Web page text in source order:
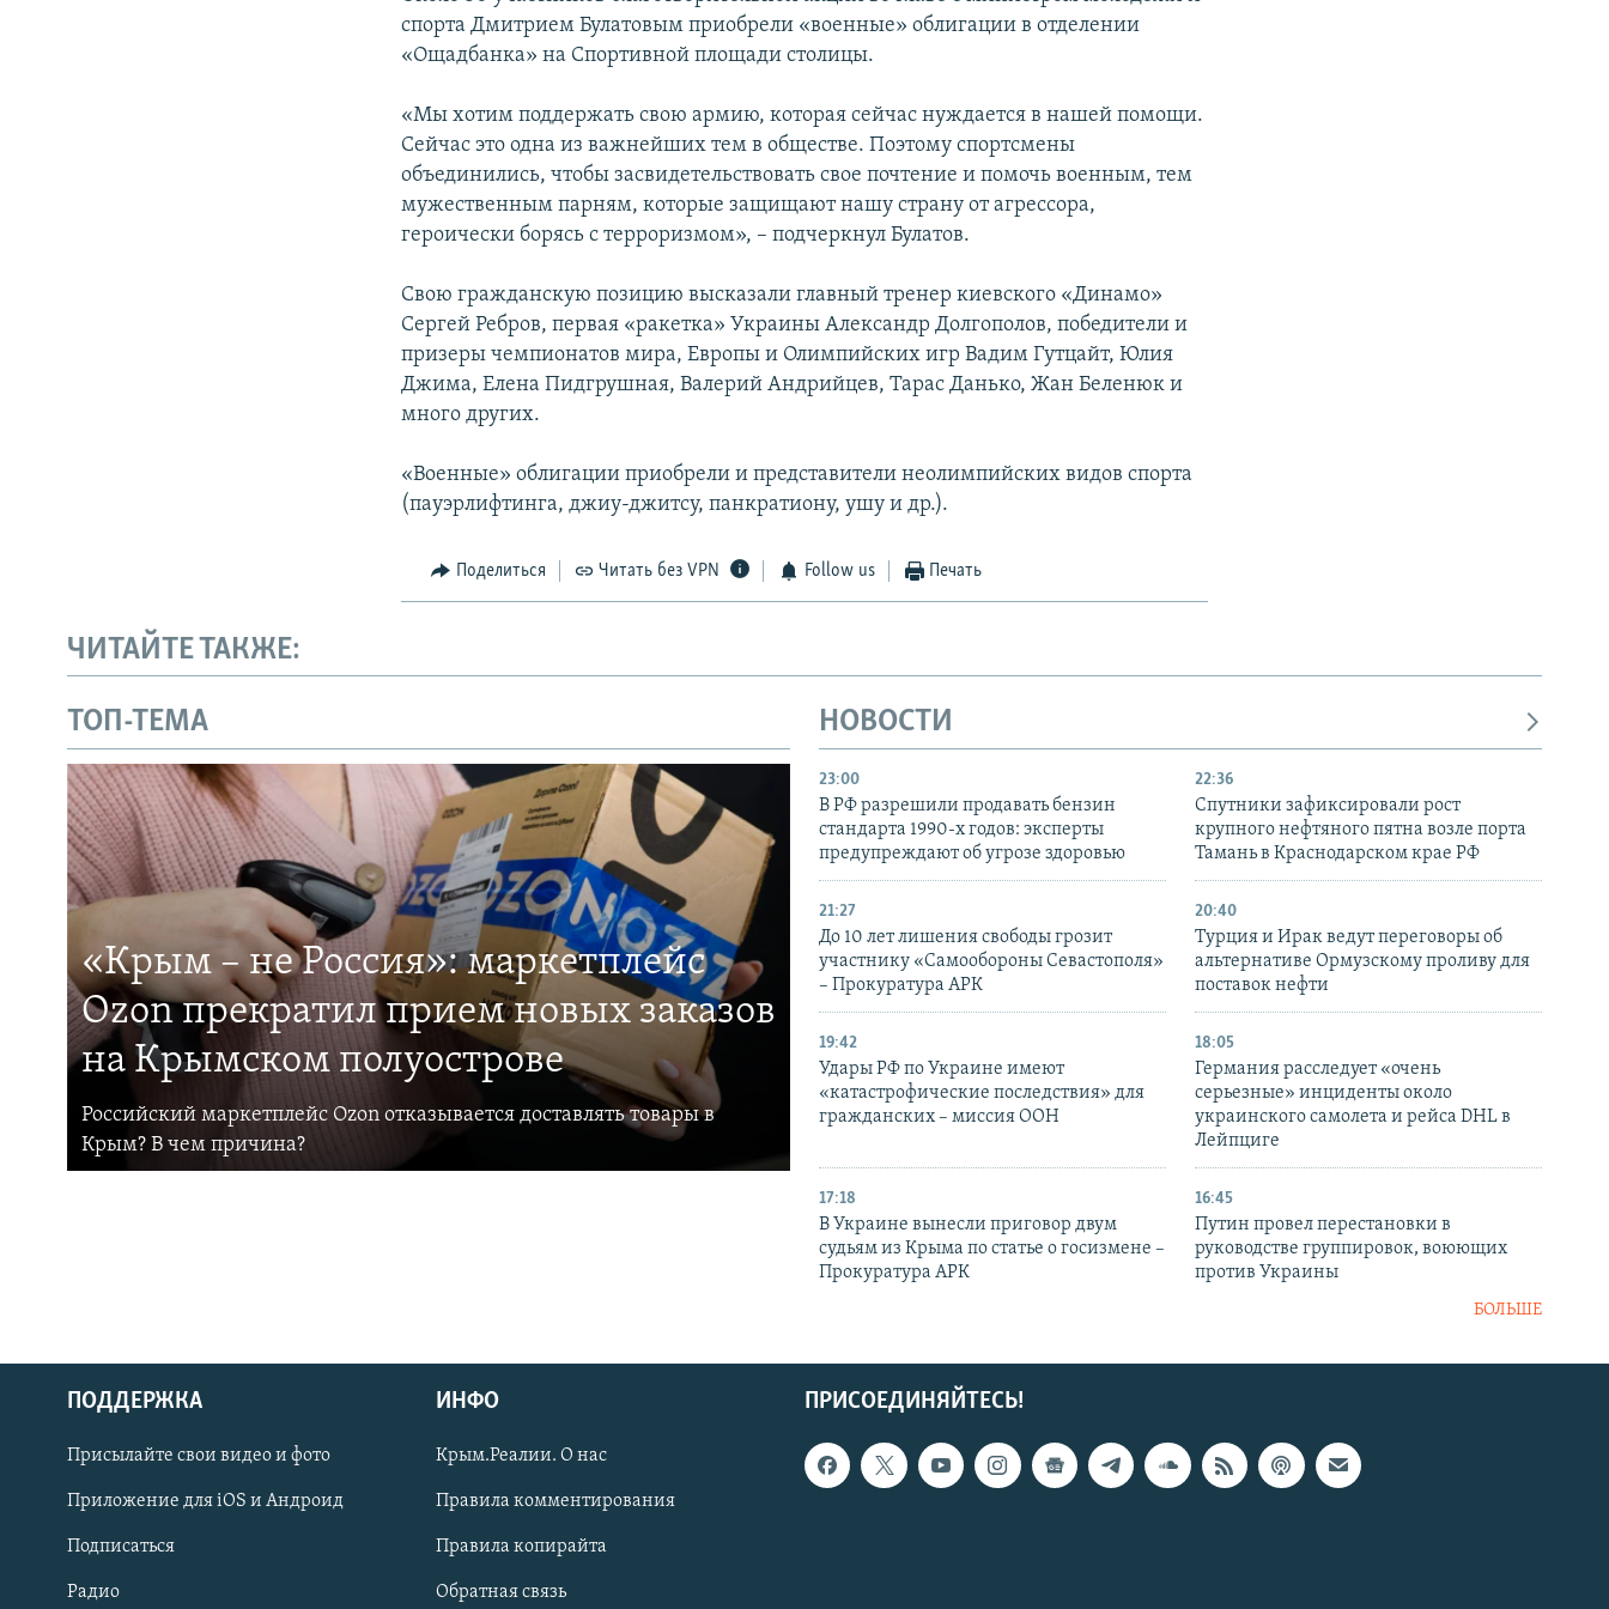
Українською
Qırımtatar
ПРИСОЕДИНЯЙТЕСЬ!
спорта Дмитрием Булатовым приобрели «военные» облигации в отделении
«Ощадбанка» на Спортивной площади столицы.
«Мы хотим поддержать свою армию, которая сейчас нуждается в нашей помощи.
Сейчас это одна из важнейших тем в обществе. Поэтому спортсмены
объединились, чтобы засвидетельствовать свое почтение и помочь военным, тем
мужественным парням, которые защищают нашу страну от агрессора,
героически борясь с терроризмом», – подчеркнул Булатов.
Свою гражданскую позицию высказали главный тренер киевского «Динамо»
Сергей Ребров, первая «ракетка» Украины Александр Долгополов, победители и
призеры чемпионатов мира, Европы и Олимпийских игр Вадим Гутцайт, Юлия
Джима, Елена Пидгрушная, Валерий Андрийцев, Тарас Данько, Жан Беленюк и
много других.
«Военные» облигации приобрели и представители неолимпийских видов спорта
(пауэрлифтинга, джиу-джитсу, панкратиону, ушу и др.).
Поделиться Читать без VPN Follow us Печать
ЧИТАЙТЕ ТАКЖЕ:
ТОП-ТЕМА
«Крым – не Россия»: маркетплейс
Ozon прекратил прием новых заказов
на Крымском полуострове
Российский маркетплейс Ozon отказывается доставлять товары в
Крым? В чем причина?
НОВОСТИ
23:00
В РФ разрешили продавать бензин
стандарта 1990-х годов: эксперты
предупреждают об угрозе здоровью
22:36
Спутники зафиксировали рост
крупного нефтяного пятна возле порта
Тамань в Краснодарском крае РФ
21:27
До 10 лет лишения свободы грозит
участнику «Самообороны Севастополя»
– Прокуратура АРК
20:40
Турция и Ирак ведут переговоры об
альтернативе Ормузскому проливу для
поставок нефти
19:42
Удары РФ по Украине имеют
«катастрофические последствия» для
гражданских – миссия ООН
18:05
Германия расследует «очень
серьезные» инциденты около
украинского самолета и рейса DHL в
Лейпциге
17:18
В Украине вынесли приговор двум
судьям из Крыма по статье о госизмене –
Прокуратура АРК
16:45
Путин провел перестановки в
руководстве группировок, воюющих
против Украины
БОЛЬШЕ
ПРИСОЕДИНЯЙТЕСЬ!
ПОДДЕРЖКА
Присылайте свои видео и фото
Приложение для iOS и Андроид
Подписаться
Радио
ИНФО
Крым.Реалии. О нас
Правила комментирования
Правила копирайта
Обратная связь